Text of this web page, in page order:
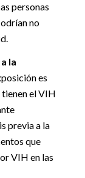
personas
no
la
es
tienen el VIH
previa a la
que
VIH en las